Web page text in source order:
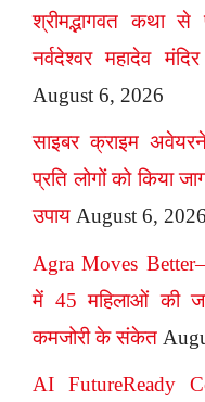
श्रीमद्भागवत कथा
नर्वदेश्वर महादेव
August 6, 2026
साइबर क्राइम
प्रति लोगों को किया
उपाय August 6, 2026
Agra Moves
में 45 महिलाओं की
कमजोरी के संकेत
AI FutureReady